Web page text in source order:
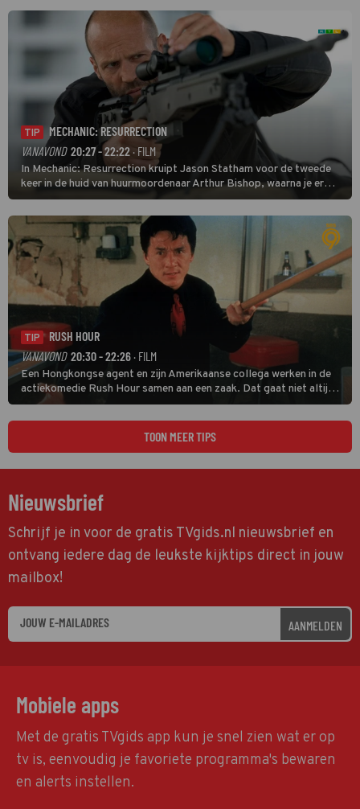
TIP
MECHANIC: RESURRECTION
VANAVOND 20:27 - 22:22· FILM
In Mechanic: Resurrection kruipt Jason Statham voor de tweede
keer in de huid van huurmoordenaar Arthur Bishop, waarna je er
donder op kunt zeggen dat er van Bishops geplande pensioen niet
veel terechtkomt.
TIP
RUSH HOUR
VANAVOND 20:30 - 22:26 · FILM
Een Hongkongse agent en zijn Amerikaanse collega werken in de
actiekomedie Rush Hour samen aan een zaak. Dat gaat niet altijd
van een leien dakje.
TOON MEER TIPS
Nieuwsbrief
Schrijf je in voor de gratis TVgids.nl nieuwsbrief en
ontvang iedere dag de leukste kijktips direct in jouw
mailbox!
AANMELDEN
Mobiele apps
Met de gratis TVgids app kun je snel zien wat er op
tv is, eenvoudig je favoriete programma's bewaren
en alerts instellen.